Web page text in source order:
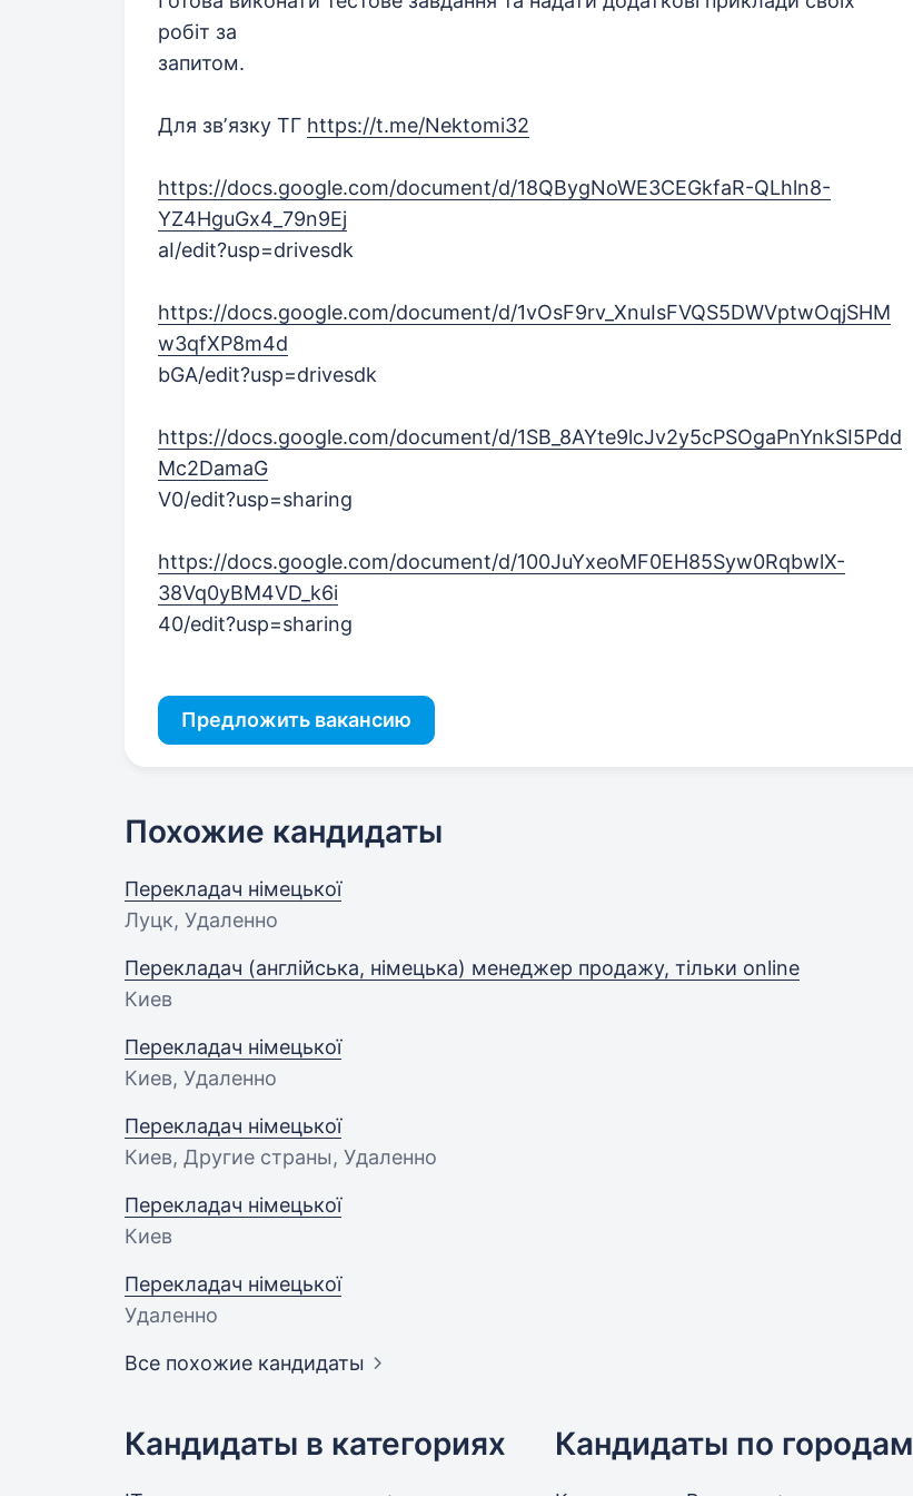
робіт за
запитом.
Для звʼязку ТГ https://t.me/Nektomi32
https://docs.google.com/document/d/18QBygNoWE3CEGkfaR-QLhln8-
YZ4HguGx4_79n9Ej
aI/edit?usp=drivesdk
https://docs.google.com/document/d/1vOsF9rv_XnuIsFVQS5DWVptwOqjSHM
w3qfXP8m4d
bGA/edit?usp=drivesdk
https://docs.google.com/document/d/1SB_8AYte9lcJv2y5cPSOgaPnYnkSI5Pdd
Mc2DamaG
V0/edit?usp=sharing
https://docs.google.com/document/d/100JuYxeoMF0EH85Syw0RqbwlX-
38Vq0yBM4VD_k6i
40/edit?usp=sharing
Предложить вакансию
Похожие кандидаты
Перекладач німецької
Луцк, Удаленно
Перекладач (англійська, німецька) менеджер продажу, тільки online
Киев
Перекладач німецької
Киев, Удаленно
Перекладач німецької
Киев, Другие страны, Удаленно
Перекладач німецької
Киев
Перекладач німецької
Удаленно
Все похожие кандидаты
Кандидаты в категориях Кандидаты по городам